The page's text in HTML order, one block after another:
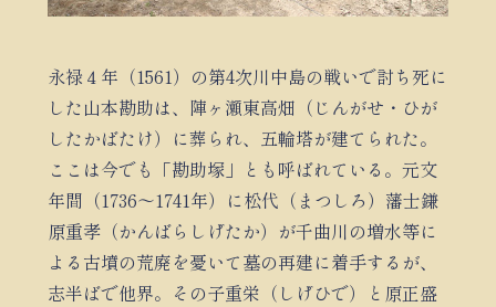
永禄４年（1561）の第4次川中島の戦いで討ち死に
した山本勘助は、陣ヶ瀬東高畑（じんがせ・ひが
したかばたけ）に葬られ、五輪塔が建てられた。
ここは今でも「勘助塚」とも呼ばれている。元文
年間（1736～1741年）に松代（まつしろ）藩士鎌
原重孝（かんばらしげたか）が千曲川の増水等に
よる古墳の荒廃を憂いて墓の再建に着手するが、
志半ばで他界。その子重栄（しげひで）と原正盛